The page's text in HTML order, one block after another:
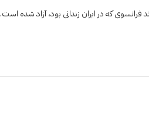
که در ایران زندانی بود، آزاد شده است.